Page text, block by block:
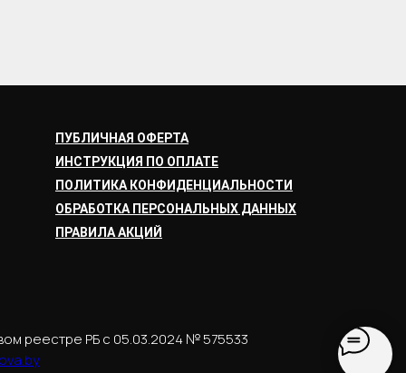
ПУБЛИЧНАЯ ОФЕРТА
ИНСТРУКЦИЯ ПО ОПЛАТЕ
ПОЛИТИКА КОНФИДЕНЦИАЛЬНОСТИ
ОБРАБОТКА ПЕРСОНАЛЬНЫХ ДАННЫХ
ПРАВИЛА АКЦИЙ
реестре РБ с 05.03.2024 № 575533